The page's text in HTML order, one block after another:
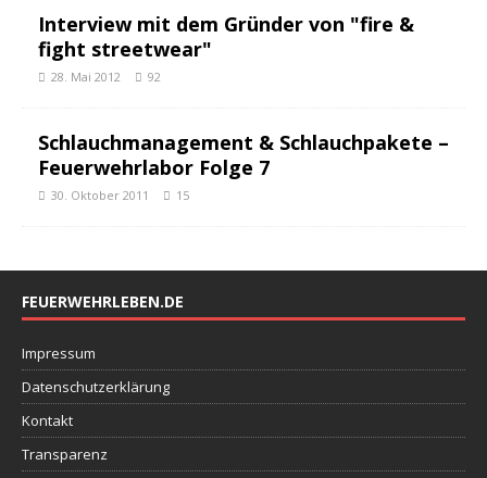
Interview mit dem Gründer von "fire &
fight streetwear"
28. Mai 2012 92
Schlauchmanagement & Schlauchpakete –
Feuerwehrlabor Folge 7
30. Oktober 2011 15
FEUERWEHRLEBEN.DE
Impressum
Datenschutzerklärung
Kontakt
Transparenz